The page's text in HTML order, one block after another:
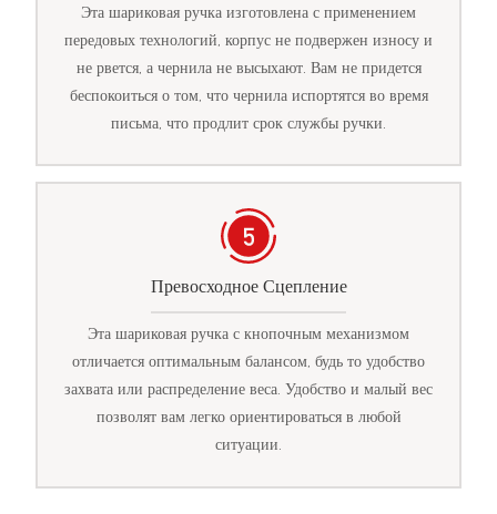
Эта шариковая ручка изготовлена с применением
передовых технологий, корпус не подвержен износу и
не рвется, а чернила не высыхают. Вам не придется
беспокоиться о том, что чернила испортятся во время
письма, что продлит срок службы ручки.
Превосходное Сцепление
Эта шариковая ручка с кнопочным механизмом
отличается оптимальным балансом, будь то удобство
захвата или распределение веса. Удобство и малый вес
позволят вам легко ориентироваться в любой
ситуации.